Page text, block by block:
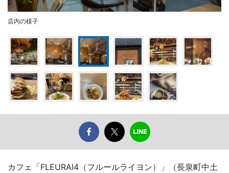
店内の様子
カフェ「FLEURAI4（フルールライヨン）」（長泉町中土